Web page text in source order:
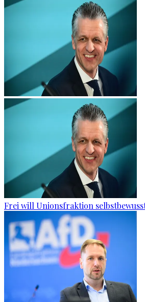
Frei will Unionsfraktion